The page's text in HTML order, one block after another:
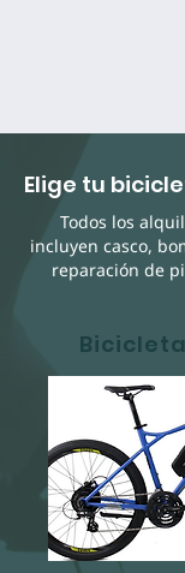
Elige tu
Todos los
incluyen casco,
reparación de